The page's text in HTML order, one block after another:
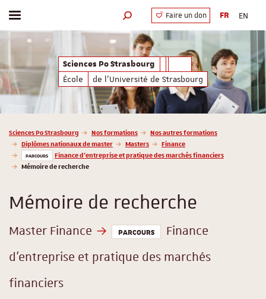
Sciences Po Strasbourg
École
de l'Université de Strasbourg
Afficher / masquer le menu Moteur de recherche
Faire un don FR EN
Vous êtes ici :
Sciences Po Strasbourg Nos formations
Nos autres formations
Diplômes nationaux de master
Masters Finance
PARCOURS
Finance d'entreprise et pratique des marchés financiers
Mémoire de recherche
Mémoire de recherche
Master Finance PARCOURS
Finance
d'entreprise et pratique des marchés
financiers